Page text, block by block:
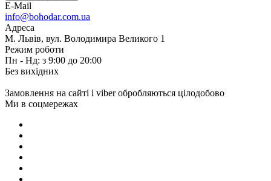
E-Mail
info@bohodar.com.ua
Адреса
М. Львів, вул. Володимира Великого 1
Режим роботи
Пн - Нд: з 9:00 до 20:00
Без вихідних
Замовлення на сайті і viber обробляються цілодобово
Ми в соцмережах